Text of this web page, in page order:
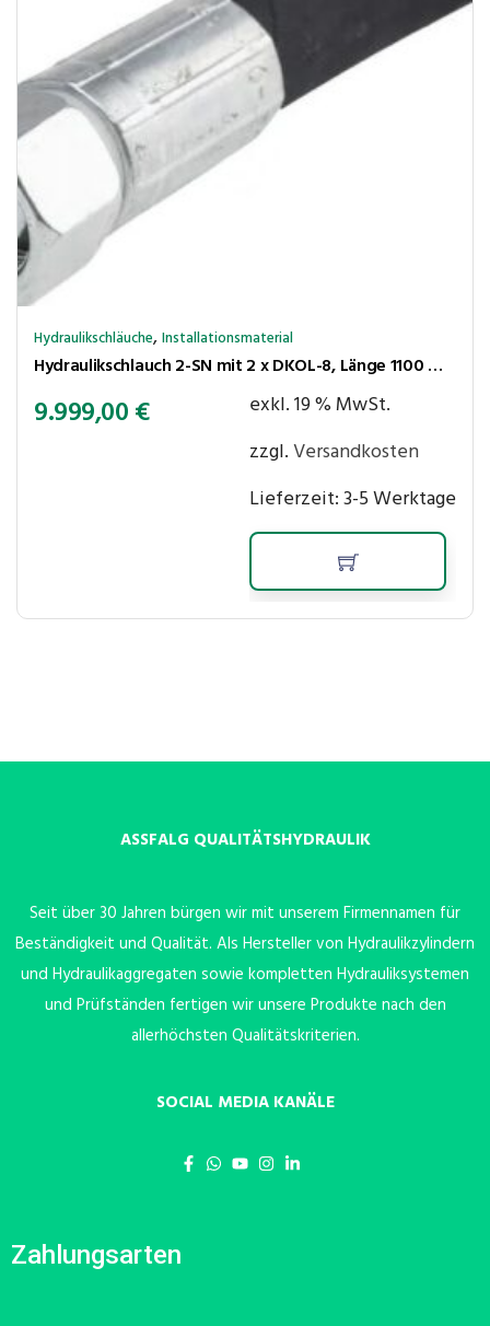
Hydraulikschläuche,Installationsmaterial
Hydraulikschlauch 2-SN mit 2 x DKOL-8, Länge 1100 mm, Nennweite DN 6, Rohr ⌀8 mm, Gewinde M14x1,5, 400 bar
9.999,00€
exkl. 19 % MwSt.
zzgl.Versandkosten
Lieferzeit:3-5 Werktage
ASSFALG QUALITÄTSHYDRAULIK
Seit über 30 Jahren bürgen wir mit unserem Firmennamen für
Beständigkeit und Qualität. Als Hersteller von Hydraulikzylindern
und Hydraulikaggregaten sowie kompletten Hydrauliksystemen
und Prüfständen fertigen wir unsere Produkte nach den
allerhöchsten Qualitätskriterien.
SOCIAL MEDIA KANÄLE
Zahlungsarten